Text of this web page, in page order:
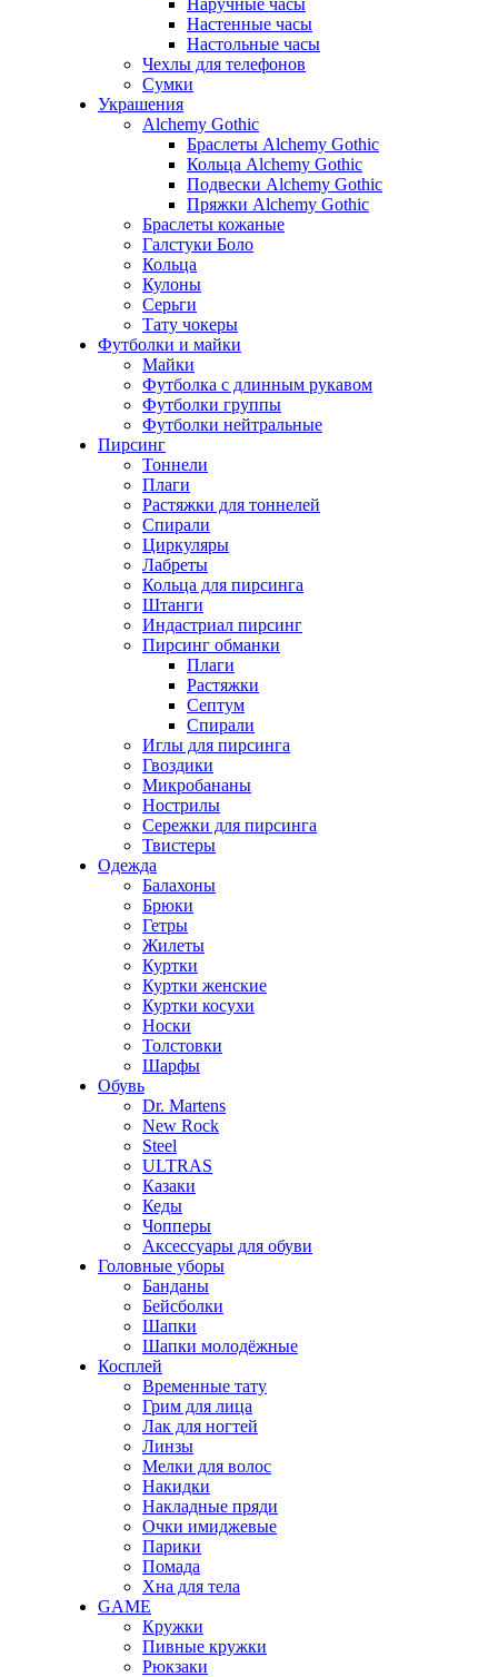
Настенные часы
Настольные часы
Чехлы для телефонов
Сумки
Украшения
Alchemy Gothic
Браслеты Alchemy Gothic
Кольца Alchemy Gothic
Подвески Alchemy Gothic
Пряжки Alchemy Gothic
Браслеты кожаные
Галстуки Боло
Кольца
Кулоны
Серьги
Тату чокеры
Футболки и майки
Майки
Футболка с длинным рукавом
Футболки группы
Футболки нейтральные
Пирсинг
Тоннели
Плаги
Растяжки для тоннелей
Спирали
Циркуляры
Лабреты
Кольца для пирсинга
Штанги
Индастриал пирсинг
Пирсинг обманки
Плаги
Растяжки
Септум
Спирали
Иглы для пирсинга
Гвоздики
Микробананы
Нострилы
Сережки для пирсинга
Твистеры
Одежда
Балахоны
Брюки
Гетры
Жилеты
Куртки
Куртки женские
Куртки косухи
Носки
Толстовки
Шарфы
Обувь
Dr. Martens
New Rock
Steel
ULTRAS
Казаки
Кеды
Чопперы
Аксессуары для обуви
Головные уборы
Банданы
Бейсболки
Шапки
Шапки молодёжные
Косплей
Временные тату
Грим для лица
Лак для ногтей
Линзы
Мелки для волос
Накидки
Накладные пряди
Очки имиджевые
Парики
Помада
Хна для тела
GAME
Кружки
Пивные кружки
Рюкзаки